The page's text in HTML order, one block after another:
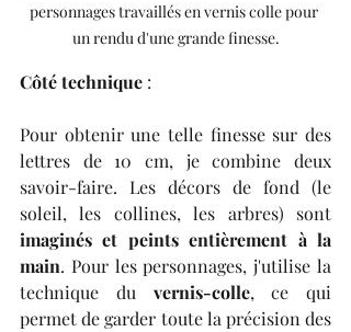
personnages travaillés en vernis colle pour
un rendu d'une grande finesse.
​Côté technique :
Pour obtenir une telle finesse sur des
lettres de 10 cm, je combine deux
savoir-faire. Les décors de fond (le
imaginés et peints entièrement à la
main. Pour les personnages, j'utilise la
technique du vernis-colle, ce qui
permet de garder toute la précision des